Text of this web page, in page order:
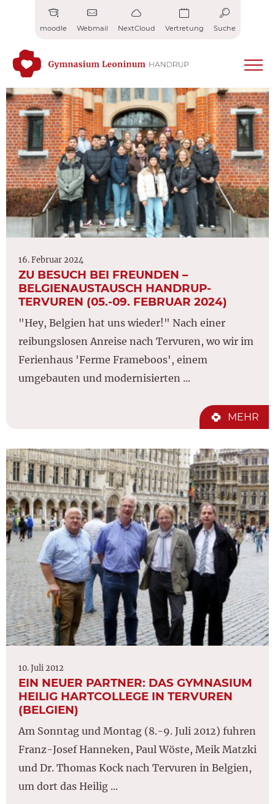
moodle Webmail NextCloud Vertretung Suche
16. Februar 2024
ZU BESUCH BEI FREUNDEN –
BELGIENAUSTAUSCH HANDRUP-
TERVUREN (05.-09. FEBRUAR 2024)
"Hey, Belgien hat uns wieder!" Nach einer
reibungslosen Anreise nach Tervuren, wo wir im
Ferienhaus 'Ferme Frameboos', einem
umgebauten und modernisierten ...
MEHR
10. Juli 2012
EIN NEUER PARTNER: DAS GYMNASIUM
HEILIG HARTCOLLEGE IN TERVUREN
(BELGIEN)
Am Sonntag und Montag (8.-9. Juli 2012) fuhren
Franz-Josef Hanneken, Paul Wöste, Meik Matzki
und Dr. Thomas Kock nach Tervuren in Belgien,
um dort das Heilig ...